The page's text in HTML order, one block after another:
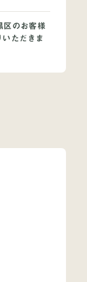
区のお客様
ただきま